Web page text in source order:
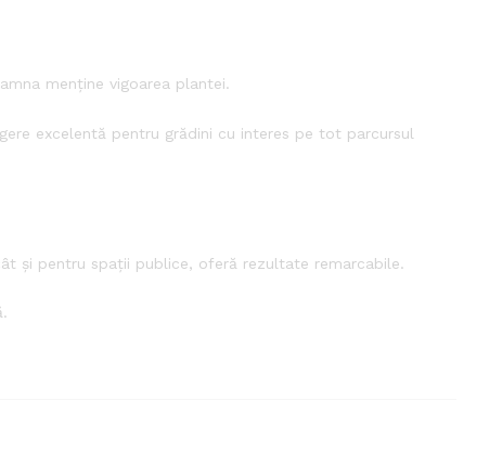
menține vigoarea plantei.
excelentă pentru grădini cu interes pe tot parcursul
și pentru spații publice, oferă rezultate remarcabile.